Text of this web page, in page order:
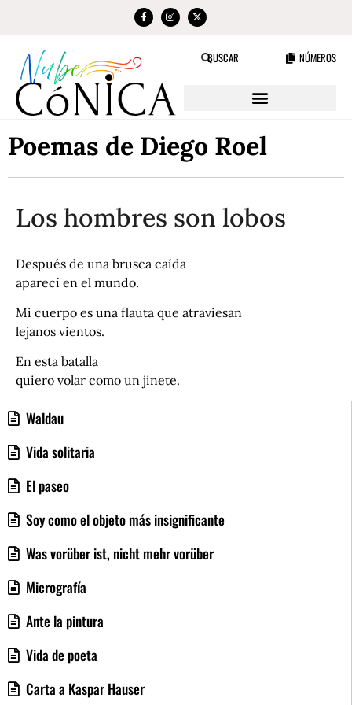
BUSCAR NÚMEROS
Poemas de Diego Roel
Waldau
Vida solitaria
El paseo
Soy como el objeto más insignificante
Was vorüber ist, nicht mehr vorüber
Micrografía
Ante la pintura
Vida de poeta
Carta a Kaspar Hauser
Los hombres son lobos
Después de una brusca caída
aparecí en el mundo.
Mi cuerpo es una flauta que atraviesan
lejanos vientos.
En esta batalla
quiero volar como un jinete.